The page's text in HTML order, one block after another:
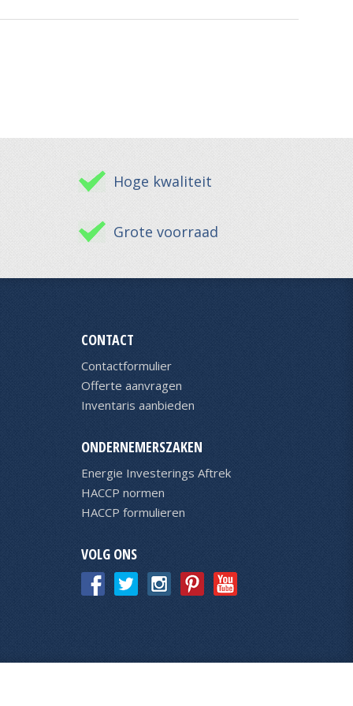
Hoge kwaliteit
Grote voorraad
CONTACT
Contactformulier
Offerte aanvragen
Inventaris aanbieden
ONDERNEMERSZAKEN
Energie Investerings Aftrek
HACCP normen
HACCP formulieren
VOLG ONS